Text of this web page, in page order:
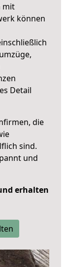
mit
können
Detail
die
sind.
und
erhalten